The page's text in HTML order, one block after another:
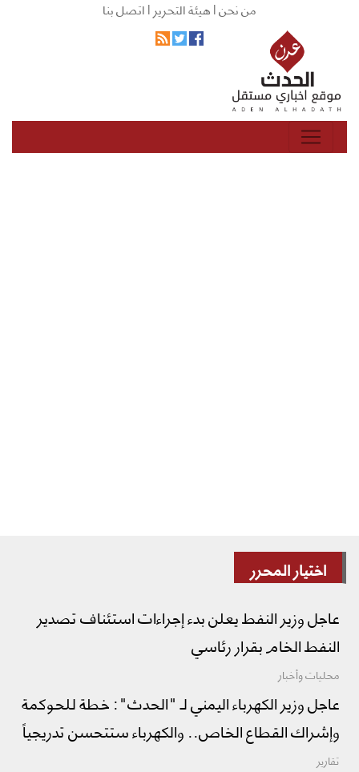
من نحن |هيئة التحرير |اتصل بنا
اختيار المحرر
عاجل وزير النفط يعلن بدء إجراءات استئناف تصدير
النفط الخام بقرار رئاسي
محليات وأخبار
عاجل وزير الكهرباء اليمني لـ "الحدث": خطة للحوكمة
وإشراك القطاع الخاص.. والكهرباء ستتحسن تدريجياً
تقارير